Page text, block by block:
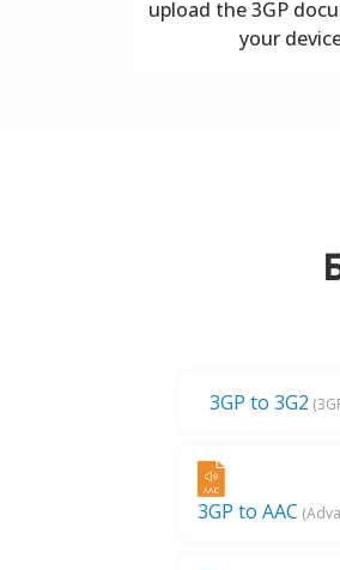
upload the 3GP
your
3GP to 3G2
3GP to AAC